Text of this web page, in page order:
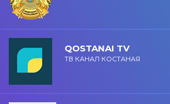
QOSTANAI TV
ТВ КАНАЛ КОСТАНАЯ